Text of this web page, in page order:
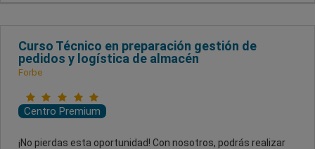
Curso Técnico en preparación gestión de
pedidos y logística de almacén
Forbe
Centro Premium
¡No pierdas esta oportunidad! Con nosotros, podrás realizar